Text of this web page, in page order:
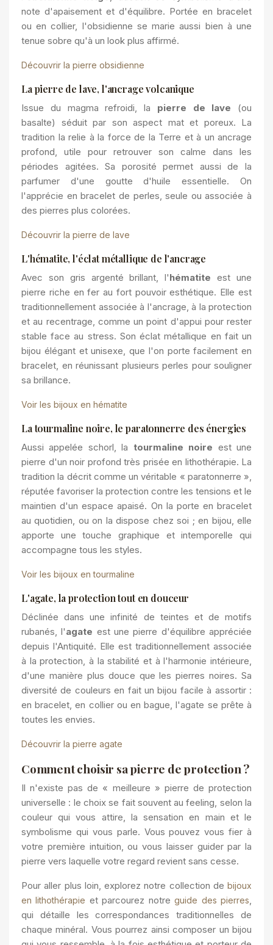
note d'apaisement et d'équilibre. Portée en bracelet
ou en collier, l'obsidienne se marie aussi bien à une
tenue sobre qu'à un look plus affirmé.
Découvrir la pierre obsidienne
La pierre de lave, l'ancrage volcanique
Issue du magma refroidi, la pierre de lave (ou
basalte) séduit par son aspect mat et poreux. La
tradition la relie à la force de la Terre et à un ancrage
profond, utile pour retrouver son calme dans les
périodes agitées. Sa porosité permet aussi de la
parfumer d'une goutte d'huile essentielle. On
l'apprécie en bracelet de perles, seule ou associée à
des pierres plus colorées.
Découvrir la pierre de lave
L'hématite, l'éclat métallique de l'ancrage
Avec son gris argenté brillant, l'hématite est une
pierre riche en fer au fort pouvoir esthétique. Elle est
traditionnellement associée à l'ancrage, à la protection
et au recentrage, comme un point d'appui pour rester
stable face au stress. Son éclat métallique en fait un
bijou élégant et unisexe, que l'on porte facilement en
bracelet, en réunissant plusieurs perles pour souligner
sa brillance.
Voir les bijoux en hématite
La tourmaline noire, le paratonnerre des énergies
Aussi appelée schorl, la tourmaline noire est une
pierre d'un noir profond très prisée en lithothérapie. La
tradition la décrit comme un véritable « paratonnerre »,
réputée favoriser la protection contre les tensions et le
maintien d'un espace apaisé. On la porte en bracelet
au quotidien, ou on la dispose chez soi ; en bijou, elle
apporte une touche graphique et intemporelle qui
accompagne tous les styles.
Voir les bijoux en tourmaline
L'agate, la protection tout en douceur
Déclinée dans une infinité de teintes et de motifs
rubanés, l'agate est une pierre d'équilibre appréciée
depuis l'Antiquité. Elle est traditionnellement associée
à la protection, à la stabilité et à l'harmonie intérieure,
d'une manière plus douce que les pierres noires. Sa
diversité de couleurs en fait un bijou facile à assortir :
en bracelet, en collier ou en bague, l'agate se prête à
toutes les envies.
Découvrir la pierre agate
Comment choisir sa pierre de protection ?
Il n'existe pas de « meilleure » pierre de protection
universelle : le choix se fait souvent au feeling, selon la
couleur qui vous attire, la sensation en main et le
symbolisme qui vous parle. Vous pouvez vous fier à
votre première intuition, ou vous laisser guider par la
pierre vers laquelle votre regard revient sans cesse.
Pour aller plus loin, explorez notre collection de bijoux
en lithothérapie et parcourez notreguide des pierres,
qui détaille les correspondances traditionnelles de
chaque minéral. Vous pourrez ainsi composer un bijou